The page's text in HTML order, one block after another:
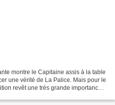
montre le Capitaine assis à la table
une vérité de La Palice. Mais pour le
revêt une très grande importance,